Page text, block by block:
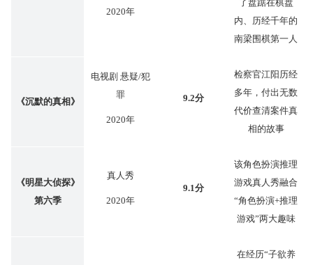
2020年
了盘踞在棋盘
内、历经千年的
南梁围棋第一人
《沉默的真相》
电视剧 悬疑/犯
罪
2020年
9.2分
检察官江阳历经
多年，付出无数
代价查清案件真
相的故事
《明星大侦探》
第六季
真人秀
2020年
9.1分
该角色扮演推理
游戏真人秀融合
“角色扮演+推理
游戏”两大趣味
在经历“子欲养